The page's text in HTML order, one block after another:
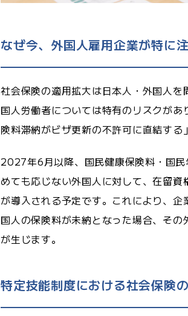
なぜ今、外国人雇用企業が特に
社会保険の適用拡大は日本人・外国人
国人労働者については特有のリスクが
険料滞納がビザ更新の不許可に直結する
2027年6月以降、国民健康保険料・国
めても応じない外国人に対して、在留
が導入される予定です。これにより、
国人の保険料が未納となった場合、そ
が生じます。
特定技能制度における社会保険